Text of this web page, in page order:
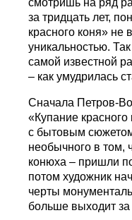
смотришь на ряд
за тридцать лет,
красного коня» не
уникальностью.
самой известной
– как умудрилась
Сначала Петров-
«Купание красного
с бытовым
необычного в том,
конюха – пришли
потом художник
черты
больше выходит